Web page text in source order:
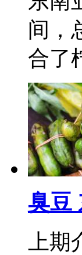
间，
合了
臭豆
上期